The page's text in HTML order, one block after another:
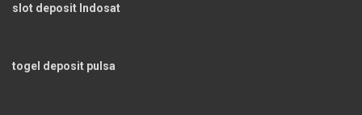
slot deposit Indosat
togel deposit pulsa